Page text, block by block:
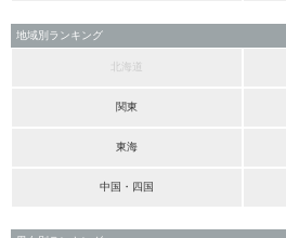
地域別ランキング
北海道
関東
東海
中国・四国